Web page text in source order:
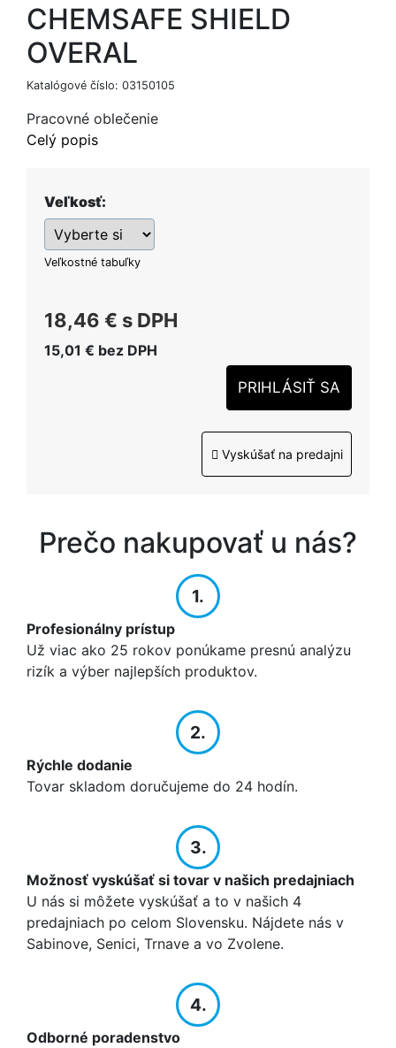
CHEMSAFE SHIELD
OVERAL
Katalógové číslo: 03150105
Pracovné oblečenie
Celý popis
Veľkosť:
Veľkostné tabuľky
18,46 € s DPH
15,01 € bez DPH
PRIHLÁSIŤ SA
Vyskúšať na predajni
Prečo nakupovať u nás?
1.
Profesionálny prístup
Už viac ako 25 rokov ponúkame presnú analýzu
rizík a výber najlepších produktov.
2.
Rýchle dodanie
Tovar skladom doručujeme do 24 hodín.
3.
Možnosť vyskúšať si tovar v našich predajniach
U nás si môžete vyskúšať a to v našich 4
predajniach po celom Slovensku. Nájdete nás v
Sabinove, Senici, Trnave a vo Zvolene.
4.
Odborné poradenstvo